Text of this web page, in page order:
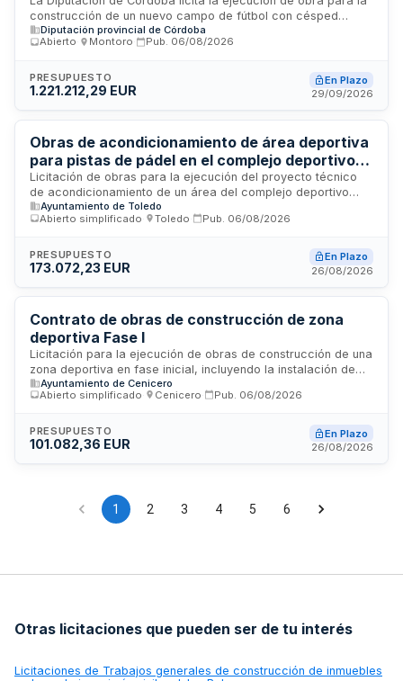
construcción de un nuevo campo de fútbol con césped
artificial ubicado en los sectores SG-D6 y SG-V7
denominados Llanos de Cristo del Plan General de
forma parte del Plan Provincial de Obras y Servicios
correspondiente al bienio 2025-2026 y persigue mejorar las
Diputación provincial de Córdoba
Abierto
Montoro Pub. 06/08/2026
PRESUPUESTO
1.221.212,29 EUR
En Plazo
29/09/2026
Obras de acondicionamiento de área deportiva
para pistas de pádel en el complejo deportivo
del Patronato Deportivo de Toledo
Licitación de obras para la ejecución del proyecto técnico
de acondicionamiento de un área del complejo deportivo
destinada a la dotación de pistas de pádel del Patronato
Deportivo. El Excmo. Ayuntamiento de Toledo licita estas
criterios de adjudicación matemáticos. El proyecto incluye
estudio de seguridad y salud conforme a normativa vigente,
supervisadas en ejecución por Pilar Moreno Santiago. Se
exigen condiciones especiales relacionadas con innovación
medioambiental.
Ayuntamiento de Toledo
Abierto simplificado
Toledo Pub. 06/08/2026
PRESUPUESTO
173.072,23 EUR
En Plazo
26/08/2026
Contrato de obras de construcción de zona
deportiva Fase I
Licitación para la ejecución de obras de construcción de una
zona deportiva en fase inicial, incluyendo la instalación de
infraestructuras deportivas municipales. El proyecto será
llevado a cabo en las instalaciones deportivas de la
financiada conjuntamente por el ayuntamiento y el gobierno
regional, con un plazo de ejecución de tres meses desde la
Ayuntamiento de Cenicero
Abierto simplificado
Cenicero Pub. 06/08/2026
PRESUPUESTO
101.082,36 EUR
En Plazo
26/08/2026
1 2 3 4 5 6
Otras licitaciones que pueden ser de tu interés
Licitaciones de Trabajos generales de construcción de inmuebles